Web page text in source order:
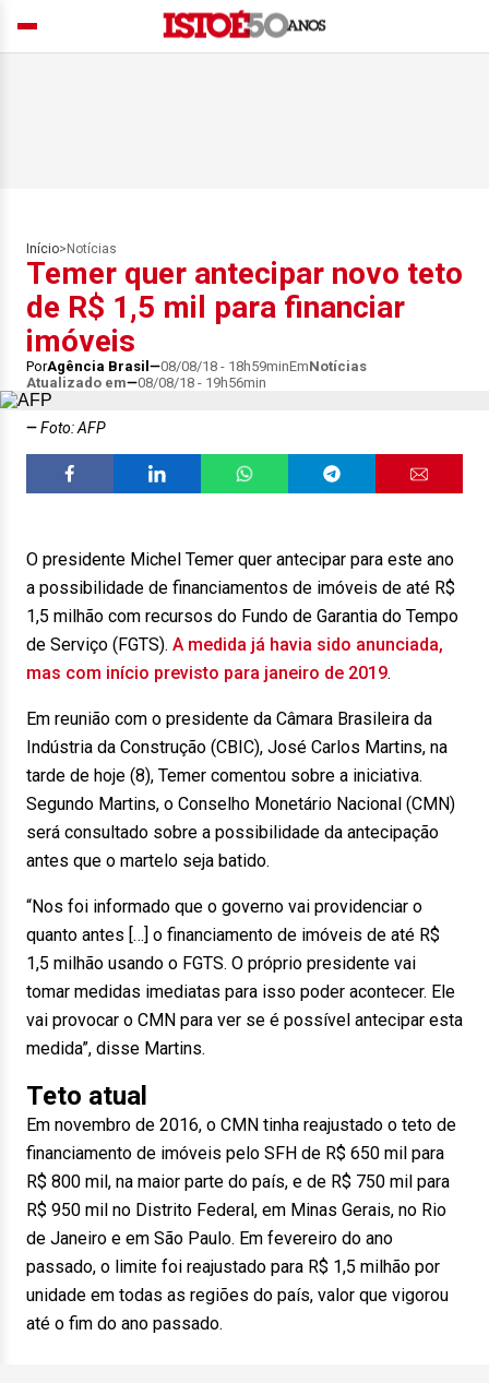
Início> Notícias
Temer quer antecipar novo teto
de R$ 1,5 mil para financiar
imóveis
PorAgência Brasil 08/08/18 - 18h59minEmNotícias
Atualizado em
08/08/18 - 19h56min
Foto: AFP
O presidente Michel Temer quer antecipar para este ano
a possibilidade de financiamentos de imóveis de até R$
1,5 milhão com recursos do Fundo de Garantia do Tempo
de Serviço (FGTS). A medida já havia sido anunciada,
mas com início previsto para janeiro de 2019.
Em reunião com o presidente da Câmara Brasileira da
Indústria da Construção (CBIC), José Carlos Martins, na
tarde de hoje (8), Temer comentou sobre a iniciativa.
Segundo Martins, o Conselho Monetário Nacional (CMN)
será consultado sobre a possibilidade da antecipação
antes que o martelo seja batido.
“Nos foi informado que o governo vai providenciar o
quanto antes […] o financiamento de imóveis de até R$
1,5 milhão usando o FGTS. O próprio presidente vai
tomar medidas imediatas para isso poder acontecer. Ele
vai provocar o CMN para ver se é possível antecipar esta
medida”, disse Martins.
Teto atual
Em novembro de 2016, o CMN tinha reajustado o teto de
financiamento de imóveis pelo SFH de R$ 650 mil para
R$ 800 mil, na maior parte do país, e de R$ 750 mil para
R$ 950 mil no Distrito Federal, em Minas Gerais, no Rio
de Janeiro e em São Paulo. Em fevereiro do ano
passado, o limite foi reajustado para R$ 1,5 milhão por
unidade em todas as regiões do país, valor que vigorou
até o fim do ano passado.